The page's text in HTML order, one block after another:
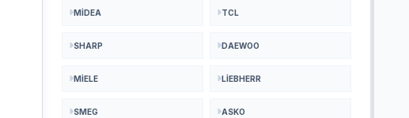
MIDEA TCL
SHARP DAEWOO
MIELE LIEBHERR
SMEG ASKO